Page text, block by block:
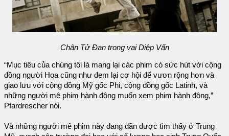
Chân Tử Đan trong vai Diệp Vấn
“Mục tiêu của chúng tôi là mang lại các phim có sức hút với cộng
đồng người Hoa cũng như đem lại cơ hội để vươn rộng hơn và
giao lưu với cộng đồng Mỹ gốc Phi, cộng đồng gốc Latinh, và
những người mê phim hành động muốn xem phim hành động,”
Pfardrescher nói.
Và những người mê phim này đang dần được tìm thấy ở Trung